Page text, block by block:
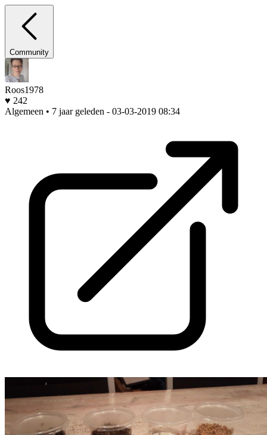
Community
Roos1978
♥ 242
Algemeen • 7 jaar geleden - 03-03-2019 08:34